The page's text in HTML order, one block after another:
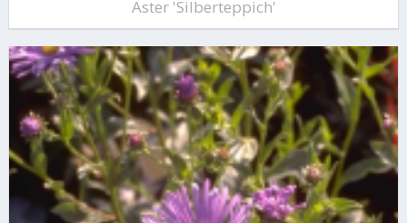
Aster 'Silberteppich'